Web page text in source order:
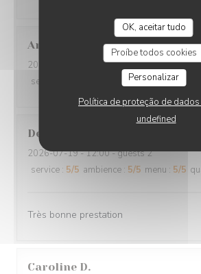
OK, aceitar tudo
Proíbe todos cookies
Personalizar
Política de proteção de
undefined
Annie
2026-07-19
- 12:30 - guests 4
service
: 5/5 menu:5 /5
Denyse
2026-07-19- 12:00 - guests 2
service : 5/5 ambience : 5/5 menu : 5/5
Très bonne prestation
Caroline D